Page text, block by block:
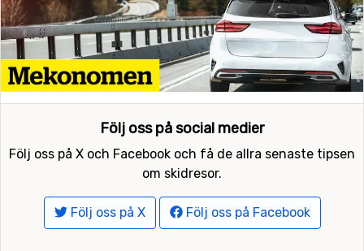
Följ oss på social medier
Följ oss på X och Facebook och få de allra senaste tipsen
om skidresor.
Följ oss på X Följ oss på Facebook